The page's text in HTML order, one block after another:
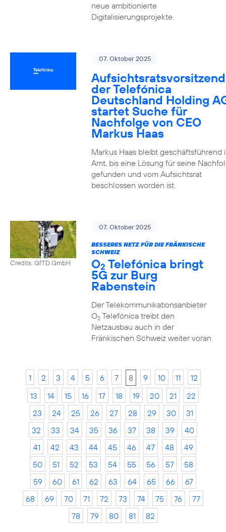
neue ambitionierte
Digitalisierungsprojekte.
07. Oktober 2025
der Telefónica
Deutschland Holding
startet Suche für
Nachfolge von CEO
Markus Haas
Markus Haas bleibt geschäftsführend
Amt, bis eine Lösung für seine
gefunden und vom Aufsichtsrat
beschlossen worden ist.
Credits: GfTD GmbH
07. Oktober 2025
BESSERES NETZ FÜR DIE FRÄNKISCHE
SCHWEIZ
O2 Telefónica bringt
5G zur Burg
Rabenstein
Der Telekommunikationsanbieter
O2Telefónica treibt den
Netzausbau auch in der
Fränkischen Schweiz weiter voran
1 2 3 4 5 6 7 8 9 10 11
12
13
14 15 16 17 18 19 20 21
22
23
24 25 26 27 28 29 30
31
32
33 34 35 36 37 38 39
40
41
42 43 44 45 46 47 48
49
50
51 52 53 54 55 56 57
58
59
60 61 62 63 64 65 66
67
68
69 70 71 72 73 74 75 76
77
78
79 80 81 82